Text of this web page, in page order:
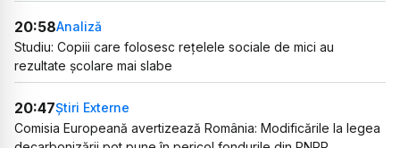
20:58Analiză
Studiu: Copiii care folosesc rețelele sociale de mici au
rezultate școlare mai slabe
20:47Știri Externe
Comisia Europeană avertizează România: Modificările la legea